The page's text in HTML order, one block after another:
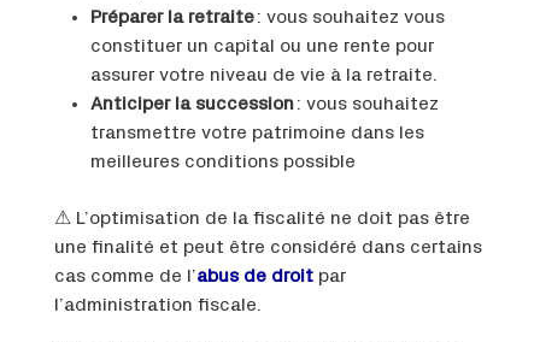
Préparer la retraite: vous souhaitez vous
constituer un capital ou une rente pour
assurer votre niveau de vie à la retraite.
Anticiper la succession: vous souhaitez
transmettre votre patrimoine dans les
meilleures conditions possible
⚠ L’optimisation de la fiscalité ne doit pas être
une finalité et peut être considéré dans certains
cas comme de l’abus de droitpar
l’administration fiscale.